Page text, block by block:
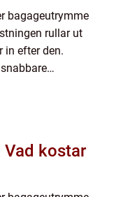
bagageutrymme
rullar ut
in efter den.
Vad kostar